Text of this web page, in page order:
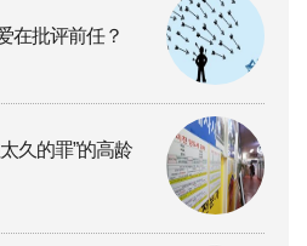
在批评前任？
久的罪”的高龄